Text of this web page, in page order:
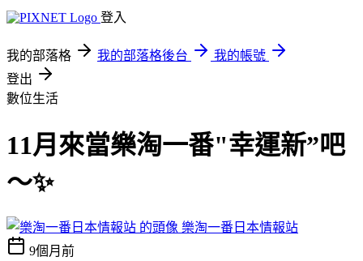
登入
我的部落格 我的部落格後台
我的帳號
登出
數位生活
11月來當樂淘一番"幸運新”吧
～✨
樂淘一番日本情報站
9個月前